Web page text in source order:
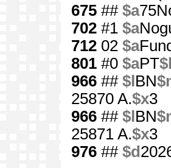
675 ## $a
702 #1 $a
712 02 $a
801 #0 $aPT
966 ## $l BN
25870 A.$x3
966 ## $l BN
25871 A.$x3
976 ## $d